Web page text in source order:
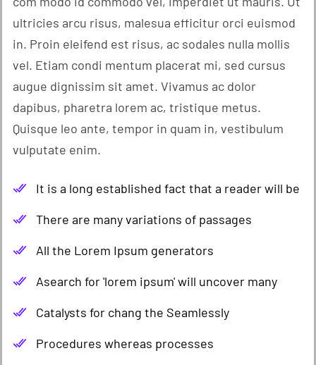
ultricies arcu risus, malesua efficitur orci euismod
in. Proin eleifend est risus, ac sodales nulla mollis
vel. Etiam condi mentum placerat mi, sed cursus
augue dignissim sit amet. Vivamus ac dolor
dapibus, pharetra lorem ac, tristique metus.
Quisque leo ante, tempor in quam in, vestibulum
vulputate enim.
It is a long established fact that a reader will be
There are many variations of passages
All the Lorem Ipsum generators
Asearch for 'lorem ipsum' will uncover many
Catalysts for chang the Seamlessly
Procedures whereas processes